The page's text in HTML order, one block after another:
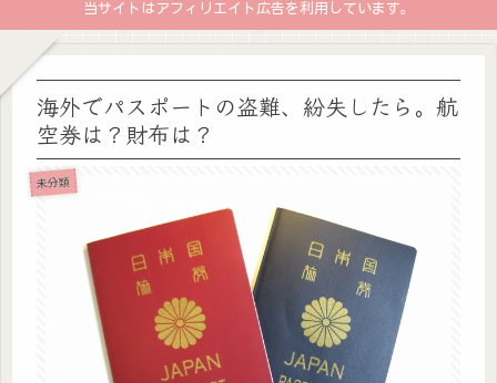
当サイトはアフィリエイト広告を利用しています。
海外でパスポートの盗難、紛失したら。航
空券は？財布は？
未分類